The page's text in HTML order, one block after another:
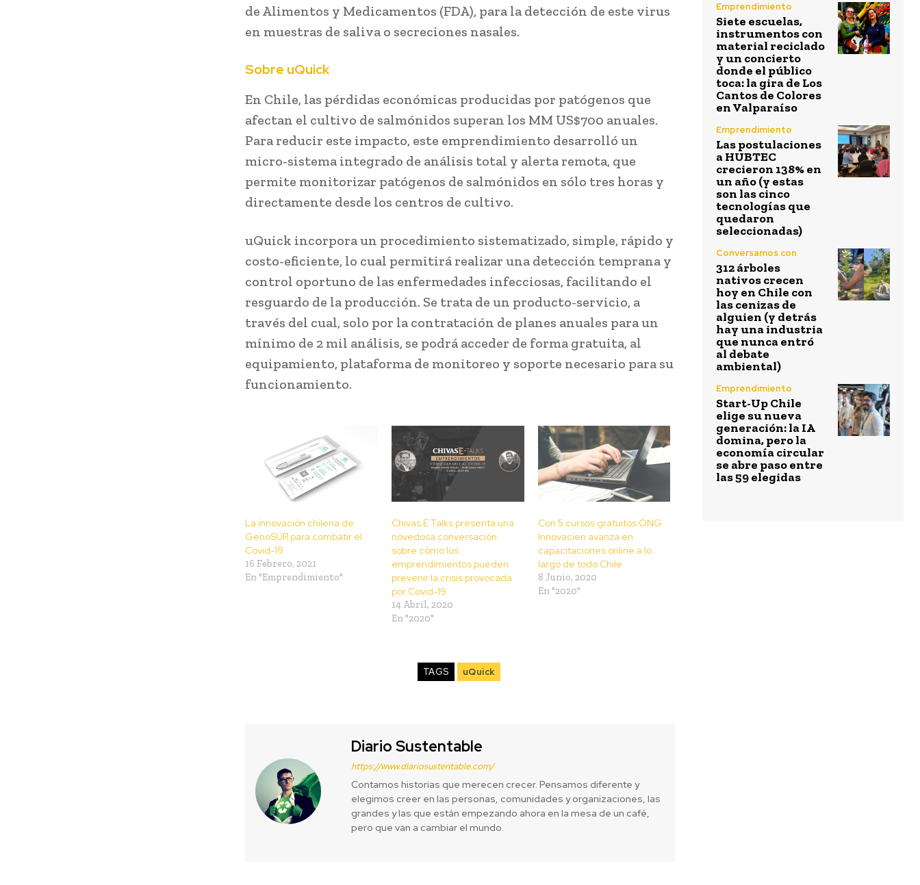
de Alimentos y Medicamentos (FDA), para la detección de este virus
en muestras de saliva o secreciones nasales.
Sobre uQuick
En Chile, las pérdidas económicas producidas por patógenos que
afectan el cultivo de salmónidos superan los MM US$700 anuales.
Para reducir este impacto, este emprendimiento desarrolló un
micro-sistema integrado de análisis total y alerta remota, que
permite monitorizar patógenos de salmónidos en sólo tres horas y
directamente desde los centros de cultivo.
uQuick incorpora un procedimiento sistematizado, simple, rápido y
costo-eficiente, lo cual permitirá realizar una detección temprana y
control oportuno de las enfermedades infecciosas, facilitando el
resguardo de la producción. Se trata de un producto-servicio, a
través del cual, solo por la contratación de planes anuales para un
mínimo de 2 mil análisis, se podrá acceder de forma gratuita, al
equipamiento, plataforma de monitoreo y soporte necesario para su
funcionamiento.
La innovación chilena de
GenoSUR para combatir el
Covid-19
16 Febrero, 2021
En "Emprendimiento"
Chivas E Talks presenta una
novedosa conversación
sobre cómo los
emprendimientos pueden
prevenir la crisis provocada
por Covid-19
14 Abril, 2020
En "2020"
Con 5 cursos gratuitos ONG
Innovacien avanza en
capacitaciones online a lo
largo de todo Chile
8 Junio, 2020
En "2020"
TAGS uQuick
Diario Sustentable
https://www.diariosustentable.com/
Contamos historias que merecen crecer. Pensamos diferente y
elegimos creer en las personas, comunidades y organizaciones, las
grandes y las que están empezando ahora en la mesa de un café,
pero que van a cambiar el mundo.
Emprendimiento
Siete escuelas,
instrumentos con
material reciclado
y un concierto
donde el público
toca: la gira de Los
Cantos de Colores
en Valparaíso
Emprendimiento
Las postulaciones
a HUBTEC
crecieron 138% en
un año (y estas
son las cinco
tecnologías que
quedaron
seleccionadas)
Conversamos con
312 árboles
nativos crecen
hoy en Chile con
las cenizas de
alguien (y detrás
hay una industria
que nunca entró
al debate
ambiental)
Emprendimiento
Start-Up Chile
elige su nueva
generación: la IA
domina, pero la
economía circular
se abre paso entre
las 59 elegidas